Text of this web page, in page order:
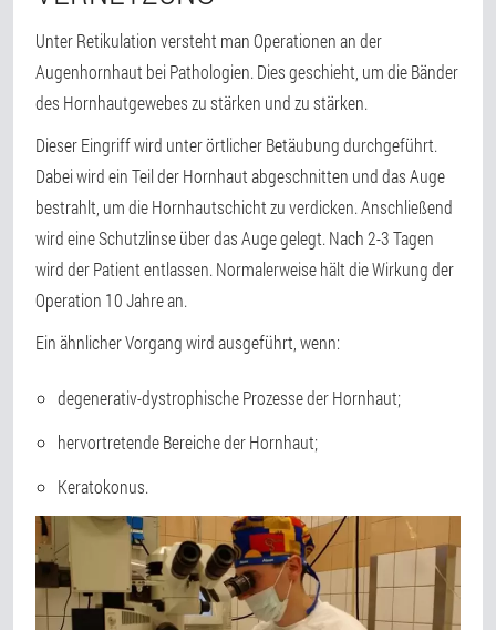
Unter Retikulation versteht man Operationen an der
Augenhornhaut bei Pathologien. Dies geschieht, um die Bänder
des Hornhautgewebes zu stärken und zu stärken.
Dieser Eingriff wird unter örtlicher Betäubung durchgeführt.
Dabei wird ein Teil der Hornhaut abgeschnitten und das Auge
bestrahlt, um die Hornhautschicht zu verdicken. Anschließend
wird eine Schutzlinse über das Auge gelegt. Nach 2-3 Tagen
wird der Patient entlassen. Normalerweise hält die Wirkung der
Operation 10 Jahre an.
Ein ähnlicher Vorgang wird ausgeführt, wenn:
degenerativ-dystrophische Prozesse der Hornhaut;
hervortretende Bereiche der Hornhaut;
Keratokonus.